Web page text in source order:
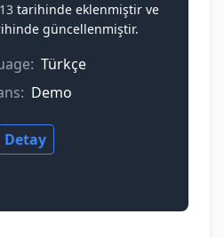
tarihinde eklenmiştir ve
güncellenmiştir.
Türkçe
Demo
Detay